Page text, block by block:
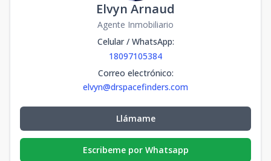
Elvyn Arnaud
Agente Inmobiliario
Celular / WhatsApp:
18097105384
Correo electrónico:
elvyn@drspacefinders.com
Llámame
Escribeme por Whatsapp